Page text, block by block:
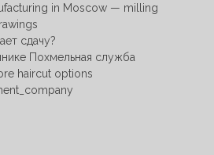
in Moscow — milling
сдачу?
Похмельная служба
haircut options